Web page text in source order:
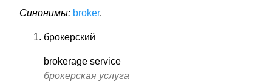
Синонимы: broker.
брокерский
brokerage service
брокерская услуга